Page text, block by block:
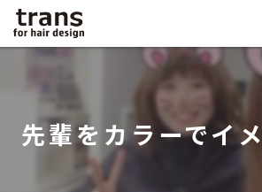
先輩をカラーでイ